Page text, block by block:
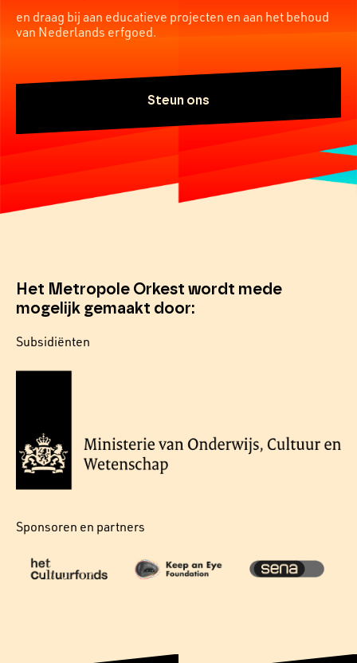
en draag bij aan educatieve projecten en aan het behoud
van Nederlands erfgoed.
Steun ons
Het Metropole Orkest wordt mede
mogelijk gemaakt door:
Subsidiënten
Sponsoren en partners